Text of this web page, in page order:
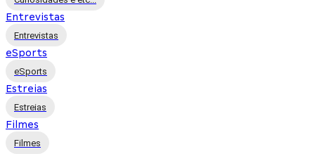
Entrevistas
Entrevistas
eSports
eSports
Estreias
Estreias
Filmes
Filmes